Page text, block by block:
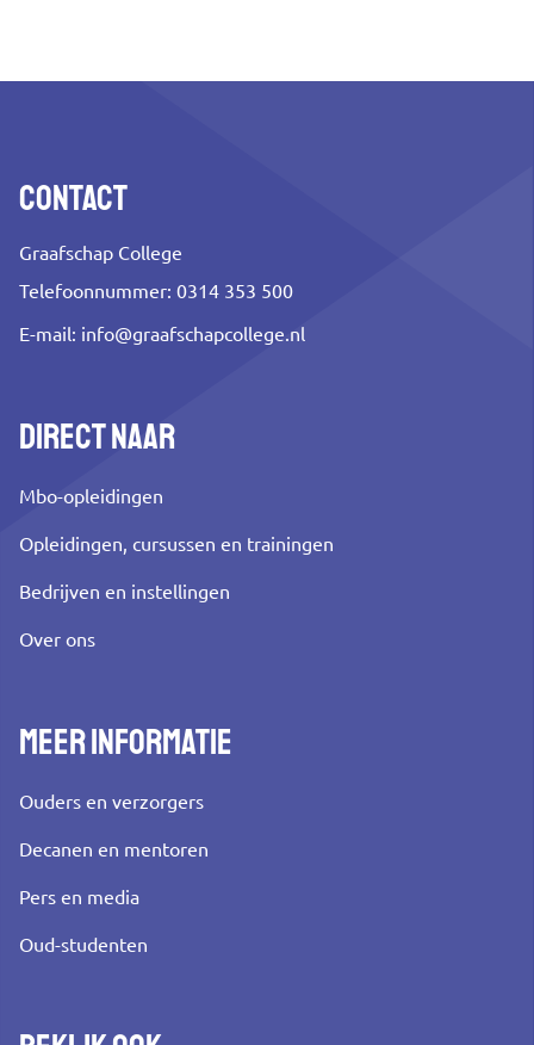
Contact
Graafschap College
Telefoonnummer: 0314 353 500
E-mail: info@graafschapcollege.nl
Direct naar
Mbo-opleidingen
Opleidingen, cursussen en trainingen
Bedrijven en instellingen
Over ons
Meer informatie
Ouders en verzorgers
Decanen en mentoren
Pers en media
Oud-studenten